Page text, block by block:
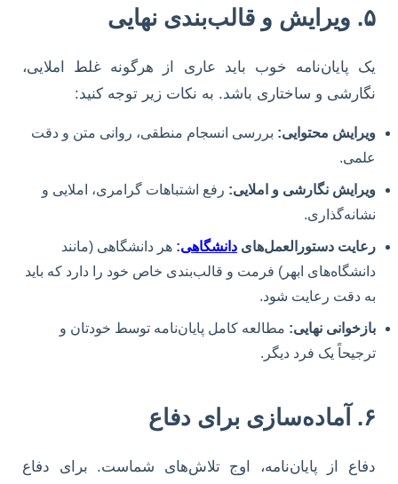
۵. ویرایش و قالب‌بندی نهایی
یک پایان‌نامه خوب باید عاری از هرگونه غلط املایی،
نگارشی و ساختاری باشد. به نکات زیر توجه کنید:
ویرایش محتوایی: بررسی انسجام منطقی، روانی متن و دقت
علمی.
ویرایش نگارشی و املایی: رفع اشتباهات گرامری، املایی و
نشانه‌گذاری.
رعایت دستورالعمل‌های دانشگاهی: هر دانشگاهی (مانند
دانشگاه‌های ابهر) فرمت و قالب‌بندی خاص خود را دارد که باید
به دقت رعایت شود.
بازخوانی نهایی: مطالعه کامل پایان‌نامه توسط خودتان و
ترجیحاً یک فرد دیگر.
۶. آماده‌سازی برای دفاع
دفاع از پایان‌نامه، اوج تلاش‌های شماست. برای دفاع